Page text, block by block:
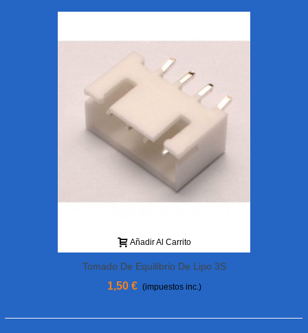
Añadir Al Carrito
Tomado De Equilibrio De Lipo 3S
Femenino XH (2)
1,50 € (impuestos inc.)